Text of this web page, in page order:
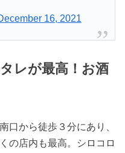
16, 2021
レが最高！お酒
口から徒歩３分にあり、
の店内も最高。シロコロ